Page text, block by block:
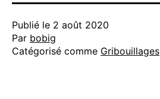
Publié le 2 août 2020
Par bobig
Catégorisé comme Gribouillages